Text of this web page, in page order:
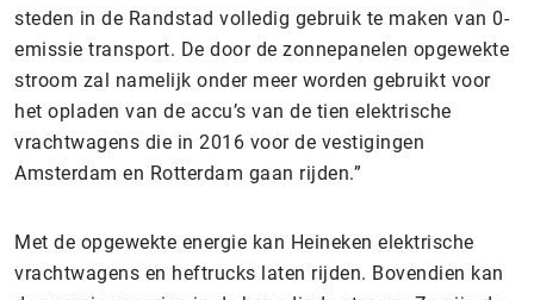
steden in de Randstad volledig gebruik te maken van 0-
emissie transport. De door de zonnepanelen opgewekte
stroom zal namelijk onder meer worden gebruikt voor
het opladen van de accu’s van de tien elektrische
vrachtwagens die in 2016 voor de vestigingen
Amsterdam en Rotterdam gaan rijden.”
Met de opgewekte energie kan Heineken elektrische
vrachtwagens en heftrucks laten rijden. Bovendien kan